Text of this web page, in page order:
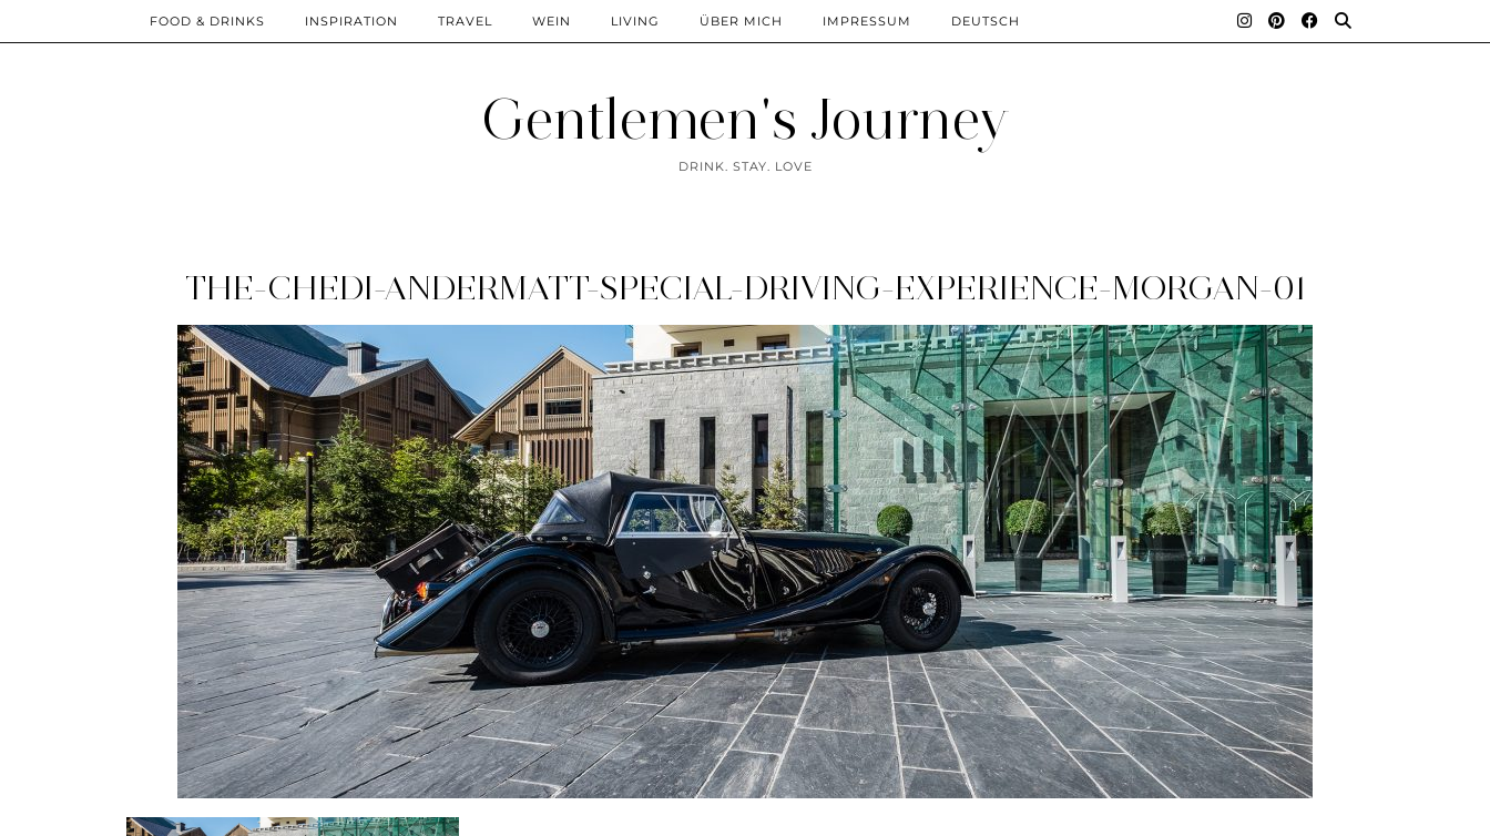
Gentlemen's Journey
DRINK. STAY. LOVE
FOOD & DRINKS INSPIRATION TRAVEL WEIN LIVING ÜBER MICH IMPRESSUM DEUTSCH
THE-CHEDI-ANDERMATT-SPECIAL-DRIVING-EXPERIENCE-MORGAN-01